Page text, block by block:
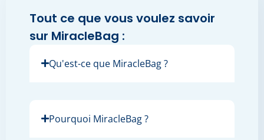
Tout ce que vous voulez savoir
sur MiracleBag :
Qu'est-ce que MiracleBag ?
Pourquoi MiracleBag ?